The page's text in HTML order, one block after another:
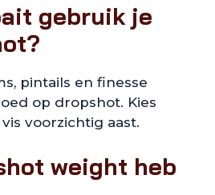
gebruik je
pintails en finesse
op dropshot. Kies
voorzichtig aast.
weight heb